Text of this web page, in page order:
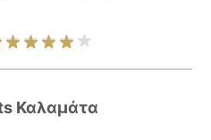
Καλαμάτα